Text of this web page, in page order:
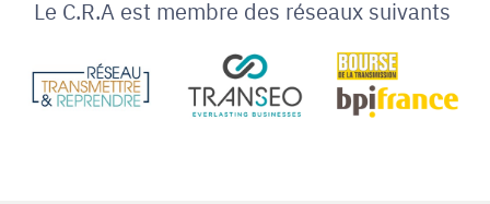
Le C.R.A est membre des réseaux suivants